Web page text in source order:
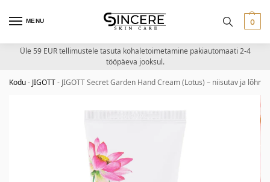
MENU 0
Üle 59 EUR tellimustele tasuta kohaletoimetamine pakiautomaati 2-4
tööpäeva jooksul.
Kodu- JIGOTT- JIGOTT Secret Garden Hand Cream (Lotus) – niisutav ja